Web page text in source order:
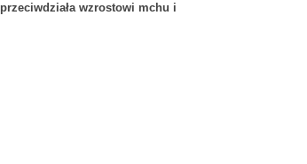
przeciwdziała wzrostowi mchu i